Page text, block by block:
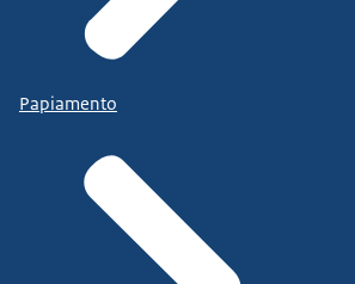
Papiamento